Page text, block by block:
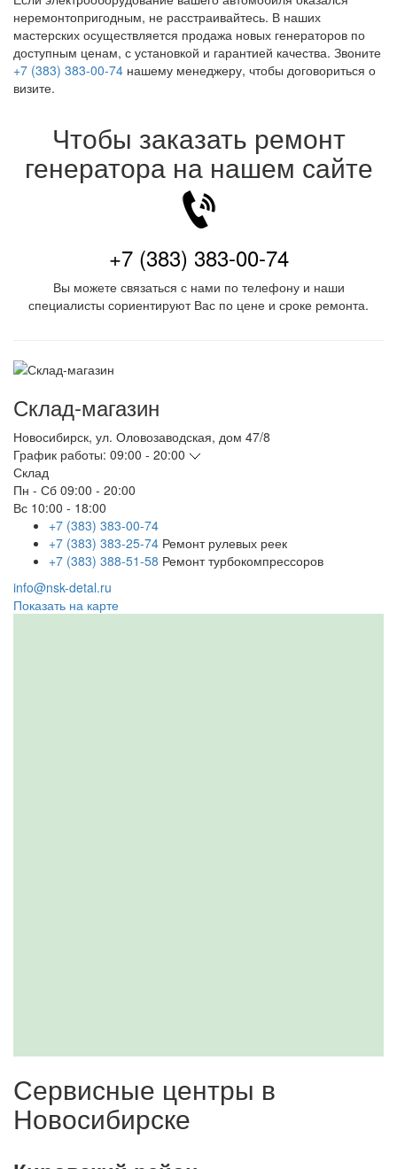
неремонтопригодным, не расстраивайтесь. В наших
мастерских осуществляется продажа новых генераторов по
доступным ценам, с установкой и гарантией качества. Звоните
+7 (383) 383-00-74 нашему менеджеру, чтобы договориться о
визите.
Чтобы заказать ремонт
генератора на нашем сайте
+7 (383) 383-00-74
Вы можете связаться с нами по телефону и наши
специалисты сориентируют Вас по цене и сроке ремонта.
Склад-магазин
Новосибирск, ул. Оловозаводская, дом 47/8
График работы: 09:00 - 20:00
Склад
Пн - Сб 09:00 - 20:00
Вс 10:00 - 18:00
+7 (383) 383-00-74
+7 (383) 383-25-74 Ремонт рулевых реек
+7 (383) 388-51-58 Ремонт турбокомпрессоров
info@nsk-detal.ru
Показать на карте
Сервисные центры в
Новосибирске